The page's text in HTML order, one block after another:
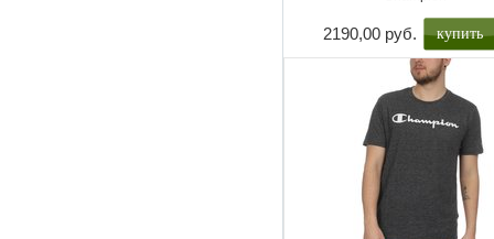
2190,00 руб. купить